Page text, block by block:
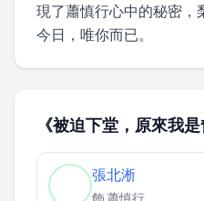
現了蕭慎行心中的秘密，
今日，唯你而已。
《被迫下堂，原來我
張北淅